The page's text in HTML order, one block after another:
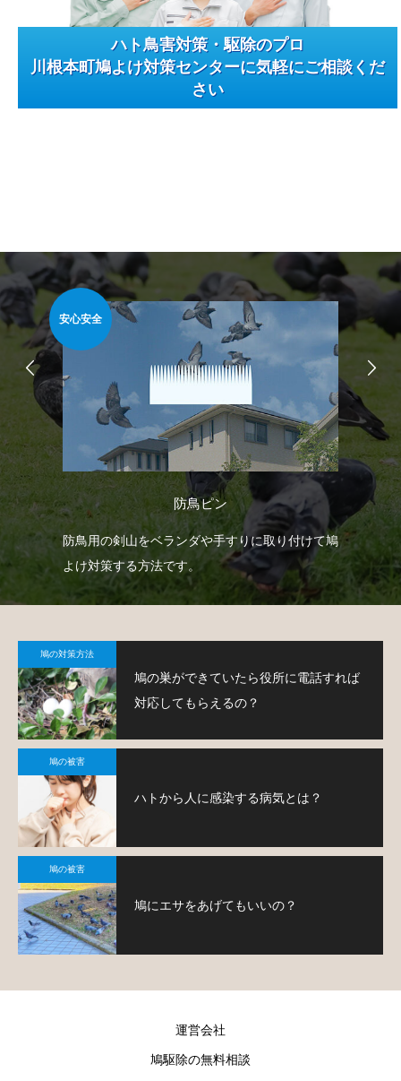
ハト鳥害対策・駆除のプロ
川根本町鳩よけ対策センターに気軽にご相談くだ
さい
安心安全
防鳥ピン
防鳥用の剣山をベランダや手すりに取り付けて鳩
よけ対策する方法です。
鳩の対策方法
鳩の巣ができていたら役所に電話すれば
対応してもらえるの？
鳩の被害
ハトから人に感染する病気とは？
鳩の被害
鳩にエサをあげてもいいの？
運営会社
鳩駆除の無料相談